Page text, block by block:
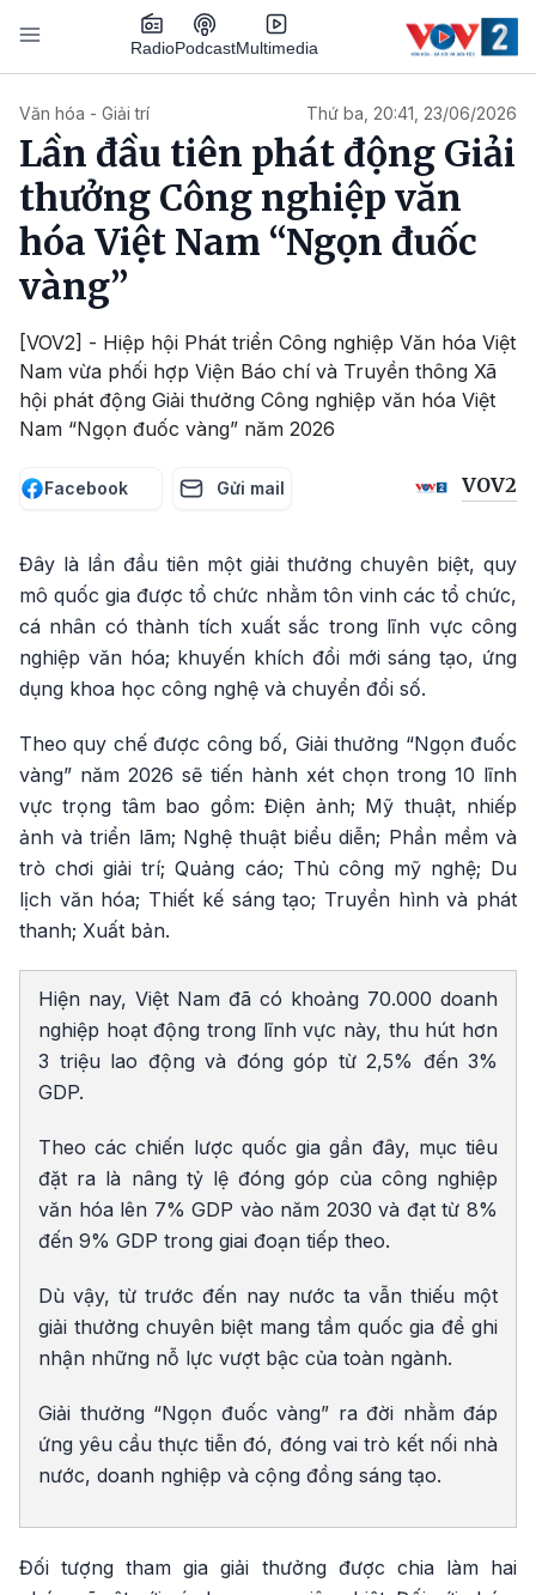
Nhảy đến nội dung
RadioPodcastMultimedia
Văn hóa - Giải trí Thứ ba, 20:41, 23/06/2026
Lần đầu tiên phát động Giải
thưởng Công nghiệp văn
hóa Việt Nam “Ngọn đuốc
vàng”
[VOV2] - Hiệp hội Phát triển Công nghiệp Văn hóa Việt
Nam vừa phối hợp Viện Báo chí và Truyền thông Xã
hội phát động Giải thưởng Công nghiệp văn hóa Việt
Nam “Ngọn đuốc vàng” năm 2026
Facebook Gửi mail VOV2
Đây là lần đầu tiên một giải thưởng chuyên biệt, quy
mô quốc gia được tổ chức nhằm tôn vinh các tổ chức,
cá nhân có thành tích xuất sắc trong lĩnh vực công
nghiệp văn hóa; khuyến khích đổi mới sáng tạo, ứng
dụng khoa học công nghệ và chuyển đổi số.
Theo quy chế được công bố, Giải thưởng “Ngọn đuốc
vàng” năm 2026 sẽ tiến hành xét chọn trong 10 lĩnh
vực trọng tâm bao gồm: Điện ảnh; Mỹ thuật, nhiếp
ảnh và triển lãm; Nghệ thuật biểu diễn; Phần mềm và
trò chơi giải trí; Quảng cáo; Thủ công mỹ nghệ; Du
lịch văn hóa; Thiết kế sáng tạo; Truyền hình và phát
thanh; Xuất bản.
Hiện nay, Việt Nam đã có khoảng 70.000 doanh
nghiệp hoạt động trong lĩnh vực này, thu hút hơn
3 triệu lao động và đóng góp từ 2,5% đến 3%
GDP.
Theo các chiến lược quốc gia gần đây, mục tiêu
đặt ra là nâng tỷ lệ đóng góp của công nghiệp
văn hóa lên 7% GDP vào năm 2030 và đạt từ 8%
đến 9% GDP trong giai đoạn tiếp theo.
Dù vậy, từ trước đến nay nước ta vẫn thiếu một
giải thưởng chuyên biệt mang tầm quốc gia để ghi
nhận những nỗ lực vượt bậc của toàn ngành.
Giải thưởng “Ngọn đuốc vàng” ra đời nhằm đáp
ứng yêu cầu thực tiễn đó, đóng vai trò kết nối nhà
nước, doanh nghiệp và cộng đồng sáng tạo.
Đối tượng tham gia giải thưởng được chia làm hai